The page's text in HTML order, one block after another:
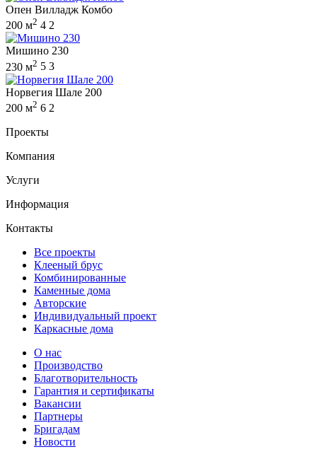
Опен Вилладж Комбо
200 м2 4 2
Мишино 230
230 м2 5 3
Норвегия Шале 200
200 м2 6 2
Проекты
Компания
Услуги
Информация
Контакты
Все проекты
Клееный брус
Комбинированные
Каменные дома
Авторские
Индивидуальный проект
Каркасные дома
О нас
Производство
Благотворительность
Гарантия и сертификаты
Вакансии
Партнеры
Бригадам
Новости